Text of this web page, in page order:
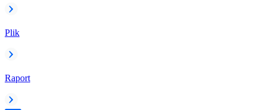
Plik
Raport